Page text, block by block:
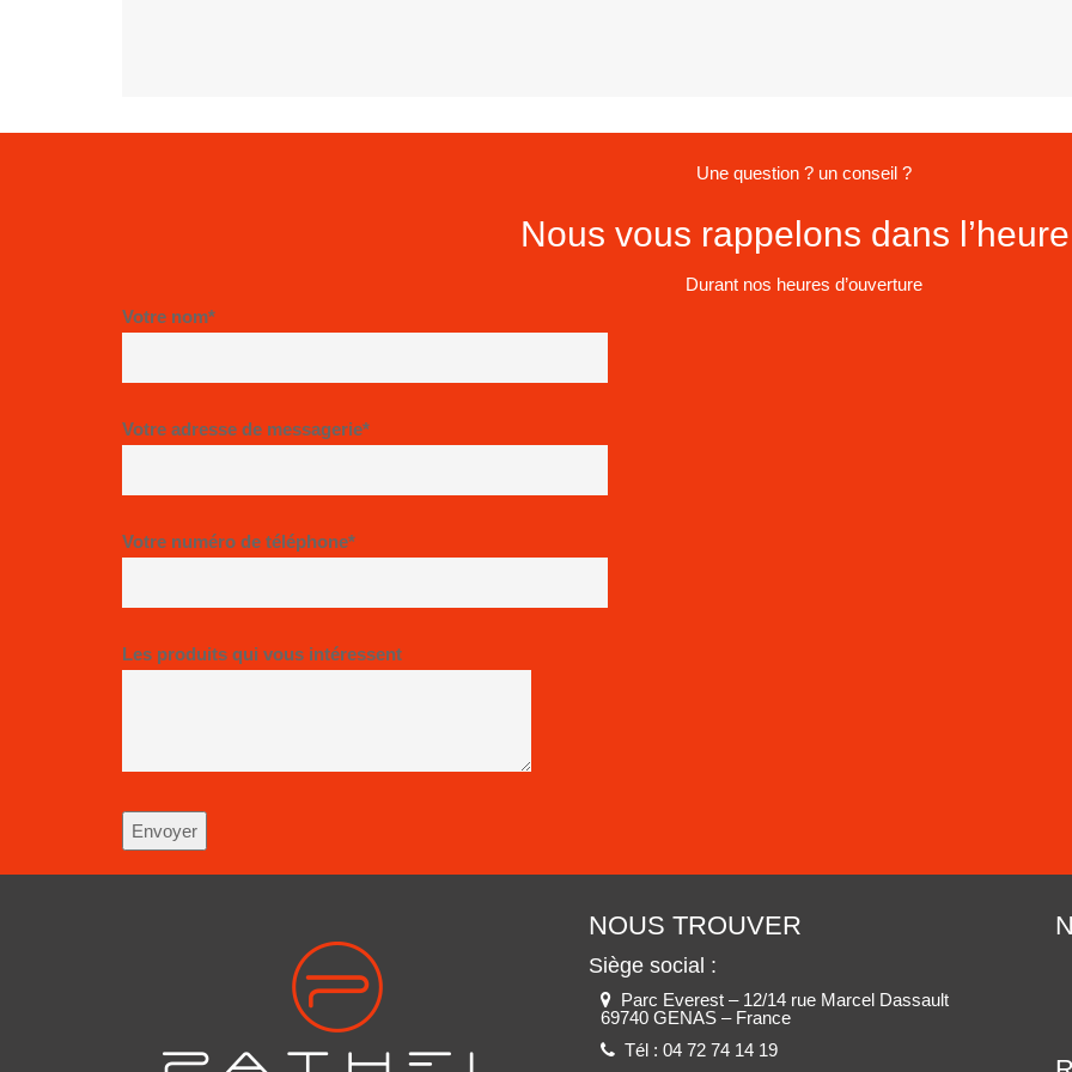
Une question ? un conseil ?
Nous vous rappelons dans
Durant nos heures d’ouverture
Votre nom*
Votre adresse de messagerie*
Votre numéro de téléphone*
Les produits qui vous intéressent
NOUS TROUVER
Siège social :
Parc Everest – 12/14 rue Marcel Dassault
69740 GENAS – France
Tél : 04 72 74 14 19